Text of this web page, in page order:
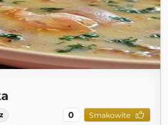
0 Smakowite